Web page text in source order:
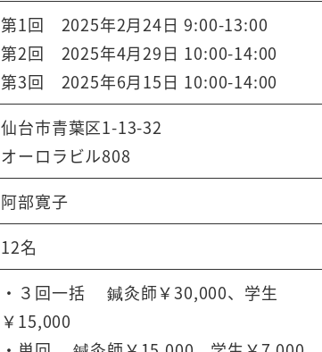
第1回 2025年2月24日 9:00-13:00
第2回 2025年4月29日 10:00-14:00
第3回 2025年6月15日 10:00-14:00
仙台市青葉区1-13-32
オーロラビル808
阿部寛子
12名
・３回一括 鍼灸師￥30,000、学生
￥15,000